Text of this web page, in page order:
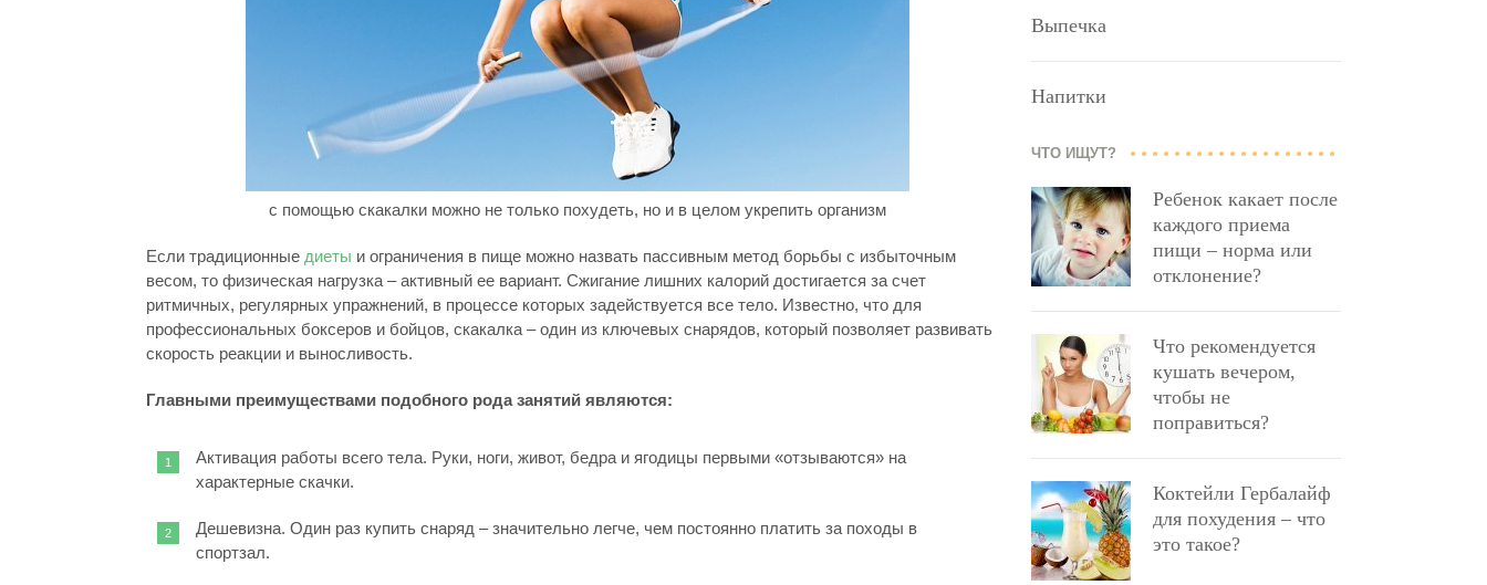
с помощью скакалки можно не только похудеть, но и в целом укрепить организм
Если традиционные диеты и ограничения в пище можно назвать пассивным метод борьбы с избыточным
весом, то физическая нагрузка – активный ее вариант. Сжигание лишних калорий достигается за счет
ритмичных, регулярных упражнений, в процессе которых задействуется все тело. Известно, что для
профессиональных боксеров и бойцов, скакалка – один из ключевых снарядов, который позволяет развивать
скорость реакции и выносливость.
Главными преимуществами подобного рода занятий являются:
Активация работы всего тела. Руки, ноги, живот, бедра и ягодицы первыми «отзываются» на
характерные скачки.
Дешевизна. Один раз купить снаряд – значительно легче, чем постоянно платить за походы в
спортзал.
Выпечка
Напитки
ЧТО ИЩУТ?
Ребенок какает после
каждого приема
пищи – норма или
отклонение?
Что рекомендуется
кушать вечером,
чтобы не
поправиться?
Коктейли Гербалайф
для похудения – что
это такое?